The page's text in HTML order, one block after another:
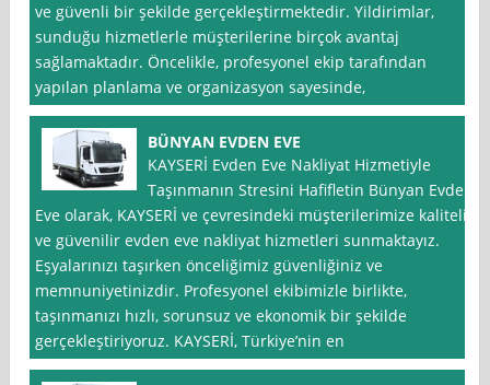
ve güvenli bir şekilde gerçekleştirmektedir. Yildirimlar,
sunduğu hizmetlerle müşterilerine birçok avantaj
sağlamaktadır. Öncelikle, profesyonel ekip tarafından
yapılan planlama ve organizasyon sayesinde,
BÜNYAN EVDEN EVE
KAYSERİ Evden Eve Nakliyat Hizmetiyle
Taşınmanın Stresini Hafifletin Bünyan Evden
Eve olarak, KAYSERİ ve çevresindeki müşterilerimize kaliteli
ve güvenilir evden eve nakliyat hizmetleri sunmaktayız.
Eşyalarınızı taşırken önceliğimiz güvenliğiniz ve
memnuniyetinizdir. Profesyonel ekibimizle birlikte,
taşınmanızı hızlı, sorunsuz ve ekonomik bir şekilde
gerçekleştiriyoruz. KAYSERİ, Türkiye’nin en